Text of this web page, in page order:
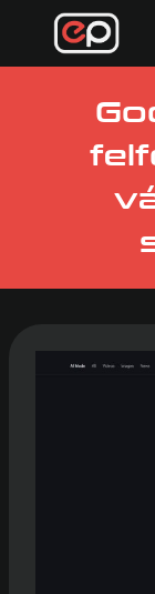
content